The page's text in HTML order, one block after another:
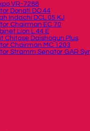
VR-7288
Donati DO 44
Indachi DCL 05 KJ
Chairman EC 70
Lion L.44 E
Chitose Daishogun Plus
Chairman MC 1203
Stramm Senator GAR